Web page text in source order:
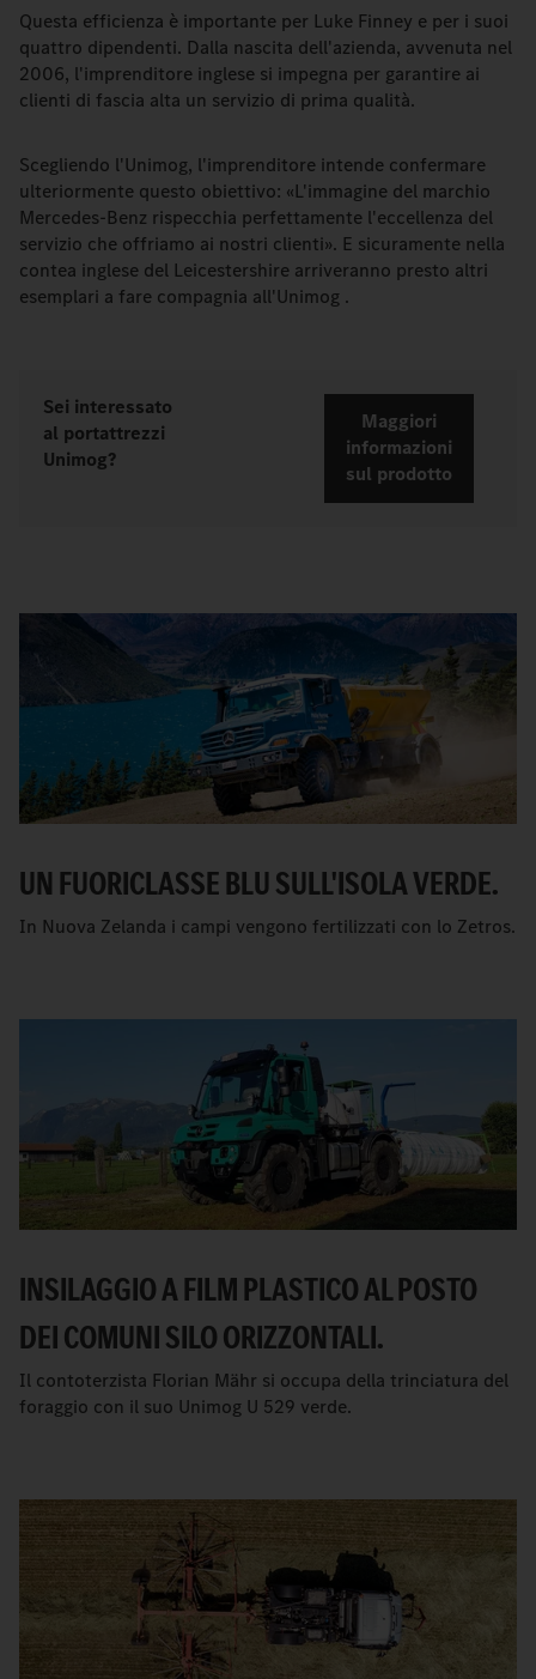
Questa efficienza è importante per Luke Finney e per i suoi
quattro dipendenti. Dalla nascita dell'azienda, avvenuta nel
2006, l'imprenditore inglese si impegna per garantire ai
clienti di fascia alta un servizio di prima qualità.
Scegliendo l'Unimog, l'imprenditore intende confermare
ulteriormente questo obiettivo: «L'immagine del marchio
Mercedes-Benz rispecchia perfettamente l'eccellenza del
servizio che offriamo ai nostri clienti». E sicuramente nella
contea inglese del Leicestershire arriveranno presto altri
esemplari a fare compagnia all'Unimog .
Sei interessato
al portattrezzi
Unimog?
Maggiori
informazioni
sul prodotto
UN FUORICLASSE BLU SULL'ISOLA VERDE.
In Nuova Zelanda i campi vengono fertilizzati con lo Zetros.
INSILAGGIO A FILM PLASTICO AL POSTO
DEI COMUNI SILO ORIZZONTALI.
Il contoterzista Florian Mähr si occupa della trinciatura del
foraggio con il suo Unimog U 529 verde.